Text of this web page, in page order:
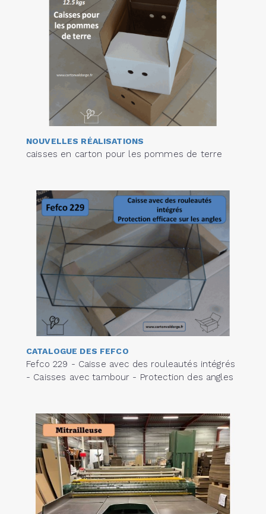
NOUVELLES RÉALISATIONS
caisses en carton pour les pommes de terre
CATALOGUE DES FEFCO
Fefco 229 - Caisse avec des rouleautés intégrés
- Caisses avec tambour - Protection des angles